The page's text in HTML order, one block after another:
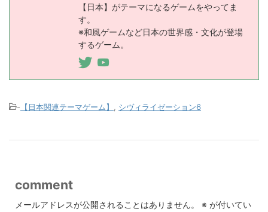
【日本】がテーマになるゲームをやってま
す。
※和風ゲームなど日本の世界感・文化が登場
するゲーム。
- 【日本関連テーマゲーム】 シヴィライゼーション6
comment
メールアドレスが公開されることはありません。 ※ が付いてい